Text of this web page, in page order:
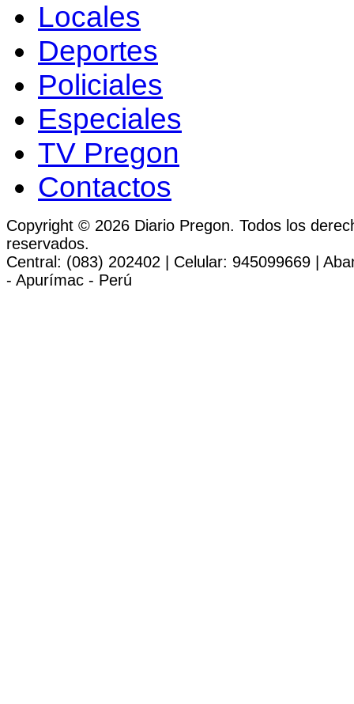
Locales
Deportes
Policiales
Especiales
TV Pregon
Contactos
Copyright © 2026 Diario Pregon. Todos los
reservados.
Central: (083) 202402 | Celular: 945099669 |
- Apurímac - Perú